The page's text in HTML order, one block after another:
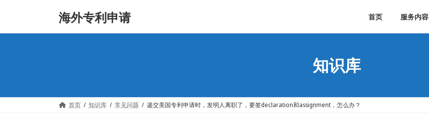
海外专利申请 首页 服务内容
知识库
首页 知识库 常见问题 递交美国专利申请时，发明人离职了，要签declaration和assignment，怎么办？